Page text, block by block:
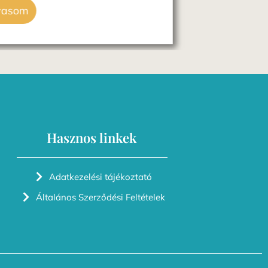
Hasznos linkek
Adatkezelési tájékoztató
Általános Szerződési Feltételek